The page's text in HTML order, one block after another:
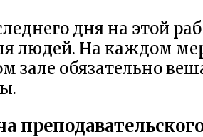
дня на этой
людей. На каждом
зале обязательно